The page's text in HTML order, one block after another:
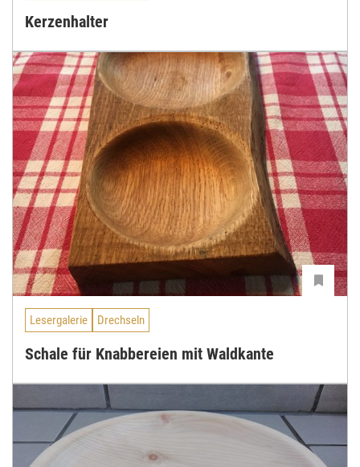
Kerzenhalter
Lesergalerie Drechseln
Schale für Knabbereien mit Waldkante